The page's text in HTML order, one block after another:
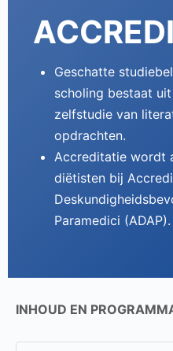
Geschatte
scholing bestaat
zelfstudie van
opdrachten.
Accreditatie wordt
diëtisten bij
Paramedici (ADAP).
INHOUD EN